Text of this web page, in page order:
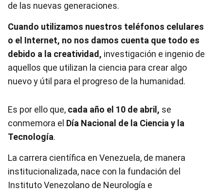
de las nuevas generaciones.
Cuando utilizamos nuestros teléfonos celulares
o el Internet, no nos damos cuenta que todo es
debido a la creatividad, investigación e ingenio de
aquellos que utilizan la ciencia para crear algo
nuevo y útil para el progreso de la humanidad.
Es por ello que, cada año el 10 de abril, se
conmemora el Día Nacional de la Ciencia y la
Tecnología.
La carrera científica en Venezuela, de manera
institucionalizada, nace con la fundación del
Instituto Venezolano de Neurología e